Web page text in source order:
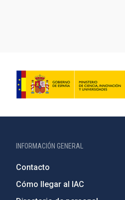
INFORMACIÓN GENERAL
Contacto
Cómo llegar al IAC